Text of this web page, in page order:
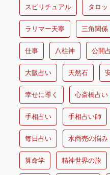
スピリチュアル タロッ
ラリマー天寧 三角関係
仕事 八柱神 公開
大阪占い 天然石
幸せに導く 心斎橋占い
手相占い 手相占い師
毎日占い 水商売の悩み
算命学 精神世界の旅